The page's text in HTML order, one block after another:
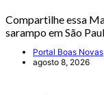
Compartilhe essa
sarampo em São
Portal Boas Novas
agosto 8, 2026